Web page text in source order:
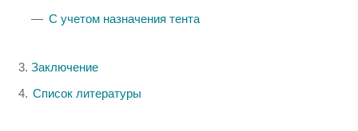
С учетом назначения тента
Заключение
Список литературы